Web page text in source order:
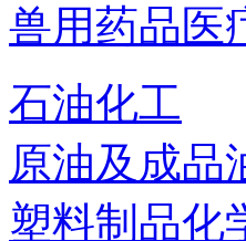
兽用药品医
石油化工
原油及成品
塑料制品化